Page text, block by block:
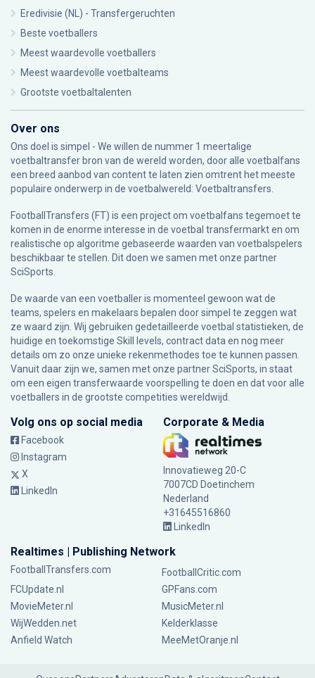
Eredivisie (NL) - Transfergeruchten
Beste voetballers
Meest waardevolle voetballers
Meest waardevolle voetbalteams
Grootste voetbaltalenten
Over ons
Ons doel is simpel - We willen de nummer 1 meertalige
voetbaltransfer bron van de wereld worden, door alle voetbalfans
een breed aanbod van content te laten zien omtrent het meeste
populaire onderwerp in de voetbalwereld: Voetbaltransfers.
FootballTransfers (FT) is een project om voetbalfans tegemoet te
komen in de enorme interesse in de voetbal transfermarkt en om
realistische op algoritme gebaseerde waarden van voetbalspelers
beschikbaar te stellen. Dit doen we samen met onze partner
SciSports
De waarde van een voetballer is momenteel gewoon wat de
teams, spelers en makelaars bepalen door simpel te zeggen wat
ze waard zijn. Wij gebruiken gedetailleerde voetbal statistieken, de
huidige en toekomstige Skill levels, contract data en nog meer
details om zo onze unieke rekenmethodes toe te kunnen passen.
Vanuit daar zijn we, samen met onze partner SciSports, in staat
om een eigen transferwaarde voorspelling te doen en dat voor alle
voetballers in de grootste competities wereldwijd.
Volg ons op social media
Facebook
Instagram
X
LinkedIn
Corporate & Media
Innovatieweg 20-C
7007CD Doetinchem
Nederland
+31645516860
LinkedIn
Realtimes | Publishing Network
FootballTransfers.com
FootballCritic.com
FCUpdate.nl
GPFans.com
MovieMeter.nl
MusicMeter.nl
WijWedden.net
Kelderklasse
Anfield Watch
MeeMetOranje.nl